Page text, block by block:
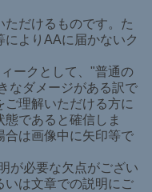
だけるものです。た
よりAAに届かないク
ークとして、"普通の
なダメージがある訳で
理解いただける方に
であると確信しま
合は画像中に矢印等で
必要な欠点がござい
いは文章での説明にご